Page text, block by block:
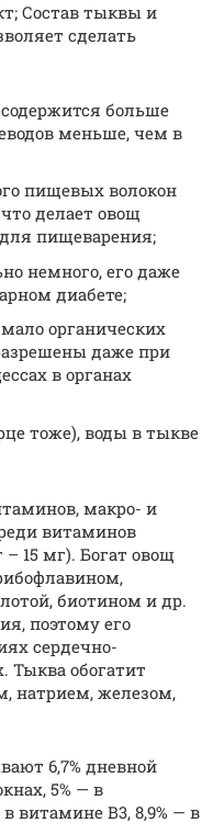
Состав тыквы и
сделать
больше
меньше, чем в
пищевых волокон
делает овощ
пищеварения;
немного, его даже
диабете;
органических
даже при
в органах
тоже), воды в тыкве
макро- и
витаминов
15 мг). Богат овощ
биотином и др.
поэтому его
сердечно-
Тыква обогатит
натрием, железом,
6,7% дневной
5% — в
витамине В3, 8,9% — в